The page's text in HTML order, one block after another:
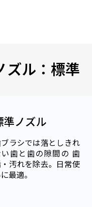
ズル：標準
準ノズル
ラシでは落としきれ
い歯と歯の隙間の 歯
汚れを除去。日常使
最適。